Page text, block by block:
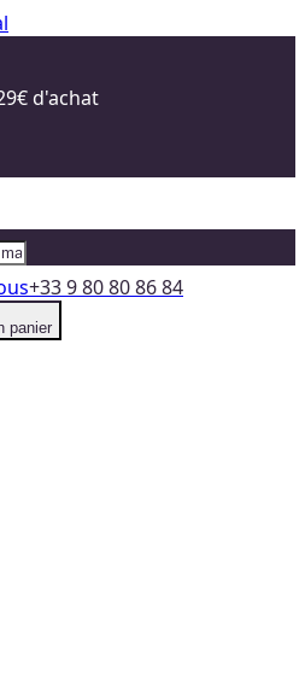
d'achat
+33 9 80 80 86 84
panier